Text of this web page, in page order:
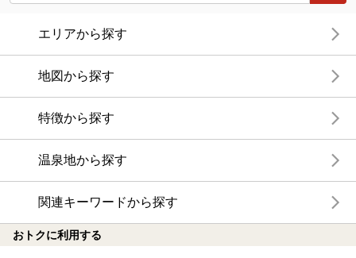
エリアから探す
地図から探す
特徴から探す
温泉地から探す
関連キーワードから探す
おトクに利用する